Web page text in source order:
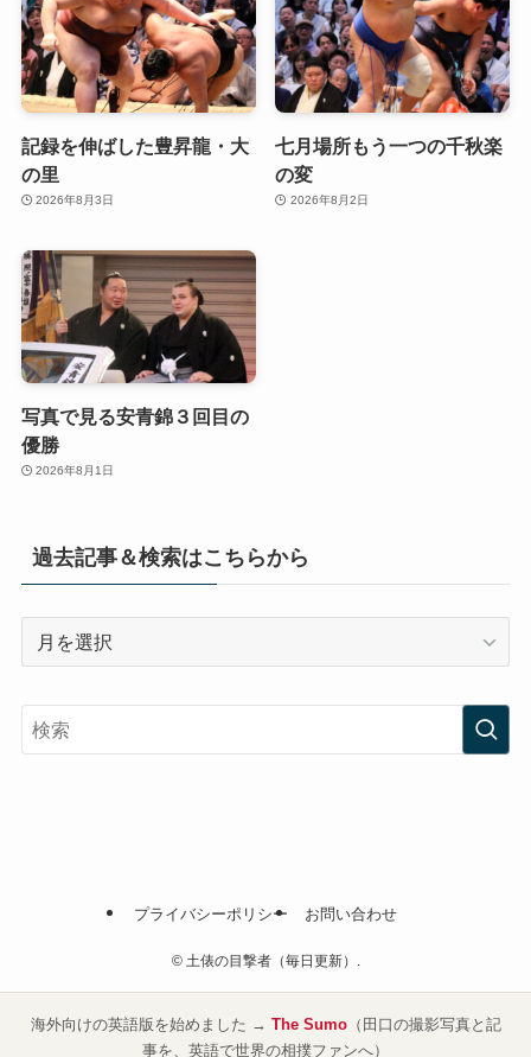
記録を伸ばした豊昇龍・大
の里
2026年8月3日
七月場所もう一つの千秋楽
の変
2026年8月2日
写真で見る安青錦３回目の
優勝
2026年8月1日
過去記事＆検索はこちらから
事
＆
プライバシーポリシー お問い合わせ
©土俵の目撃者（毎日更新）.
海外向けの英語版を始めました → The Sumo（田口の撮影写真と記
事を、英語で世界の相撲ファンへ）